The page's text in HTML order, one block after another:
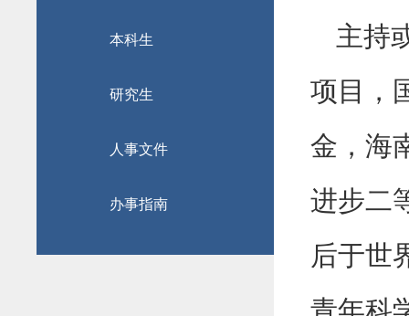
本科生
研究生
人事文件
办事指南
主持
项目，
金，海
进步二
后于世
青年科